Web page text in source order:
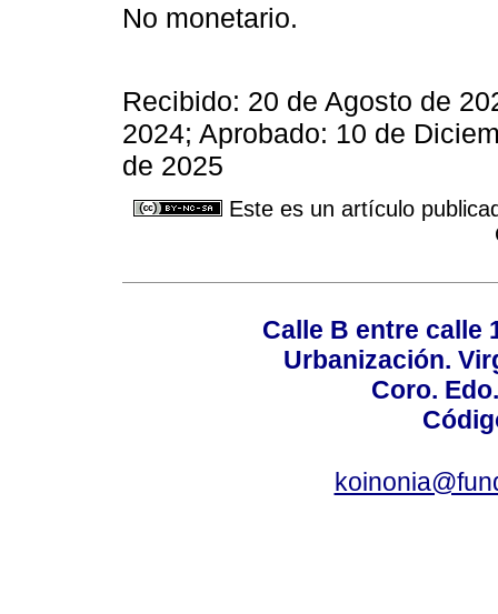
No monetario.
Recibido: 20 de Agosto de
2024; Aprobado: 10 de
de 2025
Este es un artículo
Calle B entre calle
Urbanización.
Coro.